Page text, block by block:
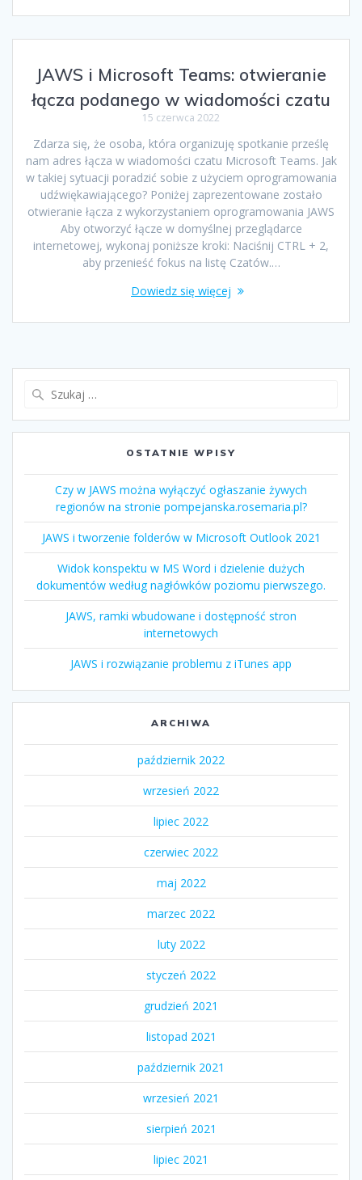
JAWS i Microsoft Teams: otwieranie
łącza podanego w wiadomości czatu
15 czerwca 2022
Zdarza się, że osoba, która organizuję spotkanie prześlę
nam adres łącza w wiadomości czatu Microsoft Teams. Jak
w takiej sytuacji poradzić sobie z użyciem oprogramowania
udźwiękawiającego? Poniżej zaprezentowane zostało
otwieranie łącza z wykorzystaniem oprogramowania JAWS
Aby otworzyć łącze w domyślnej przeglądarce
internetowej, wykonaj poniższe kroki: Naciśnij CTRL + 2,
aby przenieść fokus na listę Czatów.…
Dowiedz się więcej
OSTATNIE WPISY
Czy w JAWS można wyłączyć ogłaszanie żywych
regionów na stronie pompejanska.rosemaria.pl?
JAWS i tworzenie folderów w Microsoft Outlook 2021
Widok konspektu w MS Word i dzielenie dużych
dokumentów według nagłówków poziomu pierwszego.
JAWS, ramki wbudowane i dostępność stron
internetowych
JAWS i rozwiązanie problemu z iTunes app
ARCHIWA
październik 2022
wrzesień 2022
lipiec 2022
czerwiec 2022
maj 2022
marzec 2022
luty 2022
styczeń 2022
grudzień 2021
listopad 2021
październik 2021
wrzesień 2021
sierpień 2021
lipiec 2021